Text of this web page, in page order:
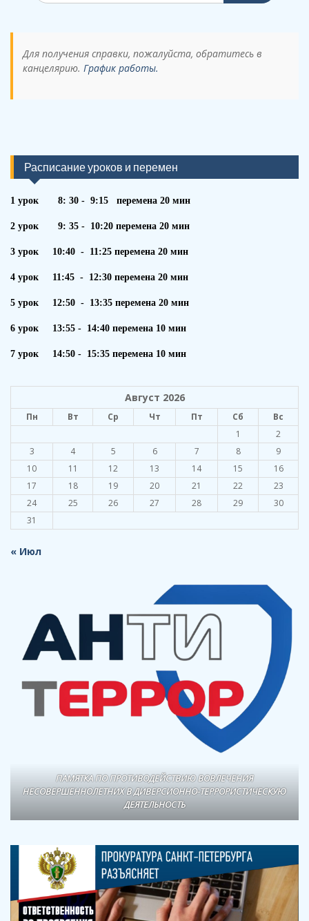
Для получения справки, пожалуйста, обратитесь в
канцелярию. График работы.
Расписание уроков и перемен
1 урок 8: 30 - 9:15 перемена 20 мин
2 урок 9: 35 - 10:20 перемена 20 мин
3 урок 10:40 - 11:25 перемена 20 мин
4 урок 11:45 - 12:30 перемена 20 мин
5 урок 12:50 - 13:35 перемена 20 мин
6 урок 13:55 - 14:40 перемена 10 мин
7 урок 14:50 - 15:35 перемена 10 мин
Август 2026
Пн Вт Ср Чт Пт Сб
Вс
1
2
3
4 5 6 7 8
9
10
11 12 13 14 15
16
17
18 19 20 21 22
23
24
25 26 27 28 29
30
31
« Июл
ПАМЯТКА ПО ПРОТИВОДЕЙСТВИЮ ВОВЛЕЧЕНИЯ
НЕСОВЕРШЕННОЛЕТНИХ В ДИВЕРСИОННО-ТЕРРОРИСТИЧЕСКУЮ
ДЕЯТЕЛЬНОСТЬ